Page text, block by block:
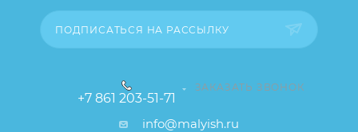
ПОДПИСАТЬСЯ НА РАССЫЛКУ
+7 861 203-51-71
ЗАКАЗАТЬ ЗВОНОК
info@malyish.ru